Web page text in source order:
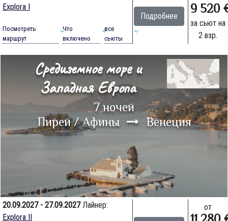
Explora I
Посмотреть
маршрут
Что
включено
все
сьюты
Подробнее 9 520
за сьют на
2 взр.
Средиземное море и
Западная Европа
7 ночей
Пирей / Афины Венеция
20.09.2027 - 27.09.2027Лайнер:
Explora II
от